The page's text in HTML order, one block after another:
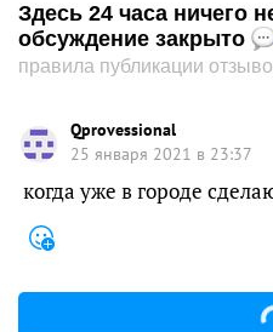
Здесь 24 часа ничего
обсуждение закрыто
правила публикации
Qprovessional
25 января 2021 в 23:37
когда уже в городе